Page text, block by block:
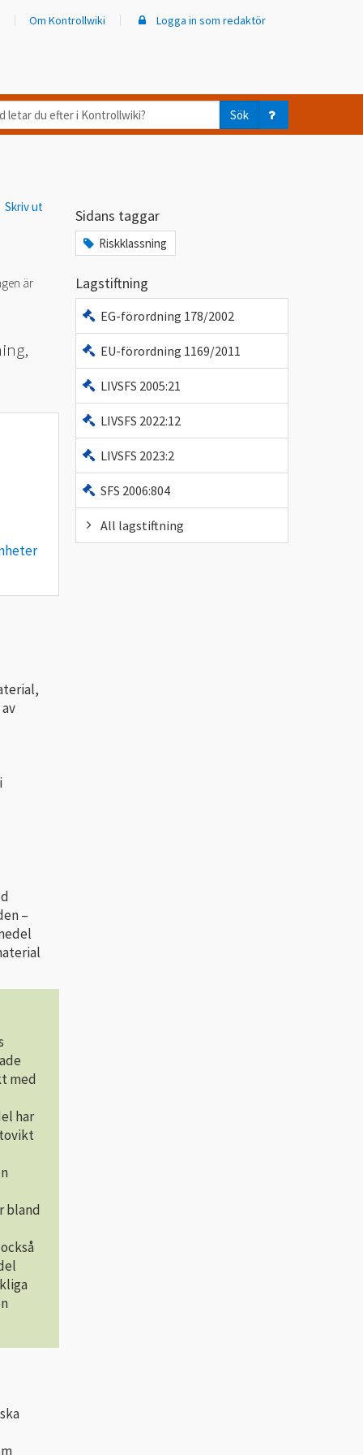
Om Kontrollwiki Logga in som redaktör
Sök
Skriv ut
är
–
med
har
bland
Sidans taggar
Riskklassning
Lagstiftning
EG-förordning 178/2002
EU-förordning 1169/2011
LIVSFS 2005:21
LIVSFS 2022:12
LIVSFS 2023:2
SFS 2006:804
All lagstiftning